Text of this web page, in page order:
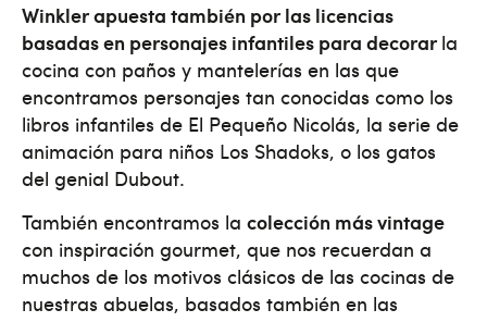
Winkler apuesta también por las licencias
basadas en personajes infantiles para decorarla
cocina con paños y mantelerías en las que
encontramos personajes tan conocidas como los
libros infantiles de El Pequeño Nicolás, la serie de
animación para niños Los Shadoks, o los gatos
del genial Dubout.
También encontramos la colección más vintage
con inspiración gourmet, que nos recuerdan a
muchos de los motivos clásicos de las cocinas de
nuestras abuelas, basados también en las